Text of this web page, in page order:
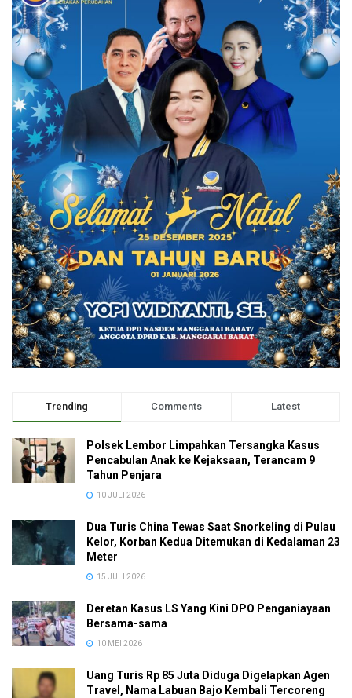
Trending Comments Latest
Polsek Lembor Limpahkan Tersangka Kasus
Pencabulan Anak ke Kejaksaan, Terancam 9
Tahun Penjara
10 JULI 2026
Dua Turis China Tewas Saat Snorkeling di Pulau
Kelor, Korban Kedua Ditemukan di Kedalaman 23
Meter
15 JULI 2026
Deretan Kasus LS Yang Kini DPO Penganiayaan
Bersama-sama
10 MEI 2026
Uang Turis Rp 85 Juta Diduga Digelapkan Agen
Travel, Nama Labuan Bajo Kembali Tercoreng